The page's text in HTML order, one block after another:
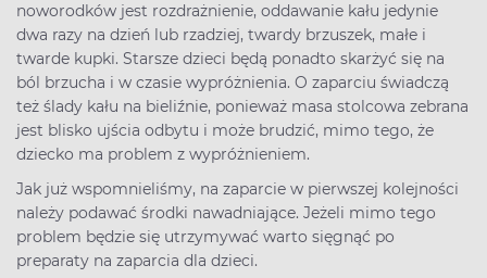
noworodków jest rozdrażnienie, oddawanie kału jedynie
dwa razy na dzień lub rzadziej, twardy brzuszek, małe i
twarde kupki. Starsze dzieci będą ponadto skarżyć się na
ból brzucha i w czasie wypróżnienia. O zaparciu świadczą
też ślady kału na bieliźnie, ponieważ masa stolcowa zebrana
jest blisko ujścia odbytu i może brudzić, mimo tego, że
dziecko ma problem z wypróżnieniem.
Jak już wspomnieliśmy, na zaparcie w pierwszej kolejności
należy podawać środki nawadniające. Jeżeli mimo tego
problem będzie się utrzymywać warto sięgnąć po
preparaty na zaparcia dla dzieci.